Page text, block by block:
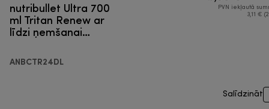
nutribullet Ultra 700
ml Tritan Renew ar
līdzi ņemšanai
ANBCTR24DL
PVN iekļautā
3,11 €
Salīdzināt